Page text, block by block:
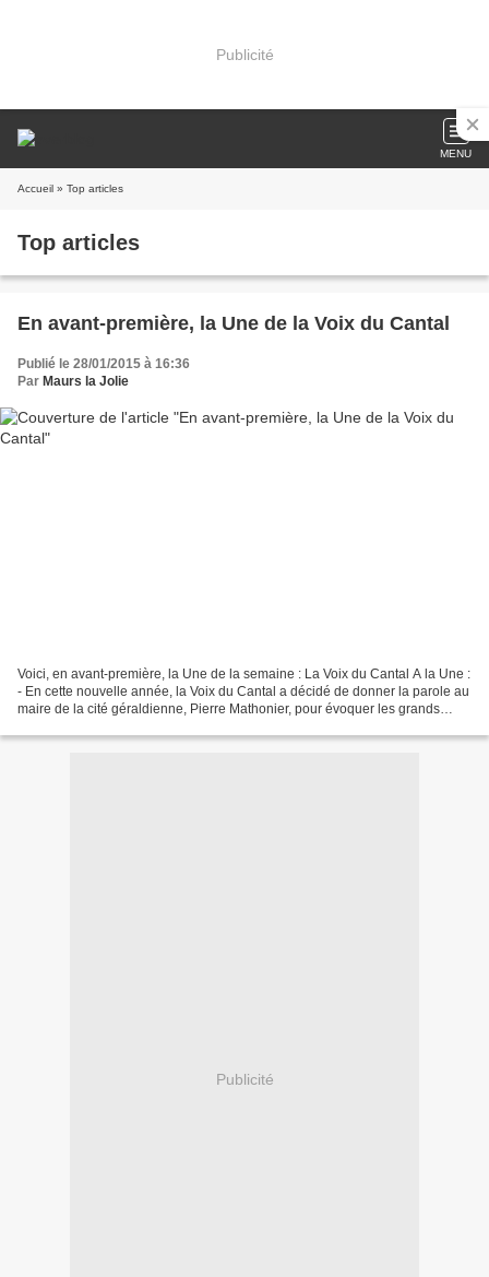
Publicité
MENU
Accueil » Top articles
Top articles
En avant-première, la Une de la Voix du Cantal
Publié le 28/01/2015 à 16:36
Par Maurs la Jolie
Voici, en avant-première, la Une de la semaine : La Voix du Cantal A la Une :
- En cette nouvelle année, la Voix du Cantal a décidé de donner la parole au
maire de la cité géraldienne, Pierre Mathonier, pour évoquer les grands
Publicité